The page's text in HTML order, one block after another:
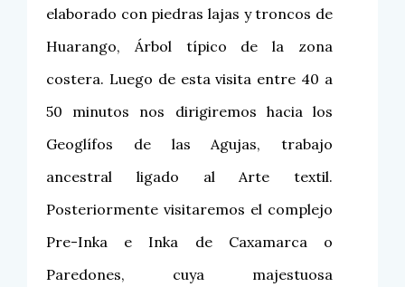
elaborado con piedras lajas y troncos de
Huarango, Árbol típico de la zona
costera. Luego de esta visita entre 40 a
50 minutos nos dirigiremos hacia los
Geoglífos de las Agujas, trabajo
ancestral ligado al Arte textil.
Posteriormente visitaremos el complejo
Pre-Inka e Inka de Caxamarca o
Paredones, cuya majestuosa